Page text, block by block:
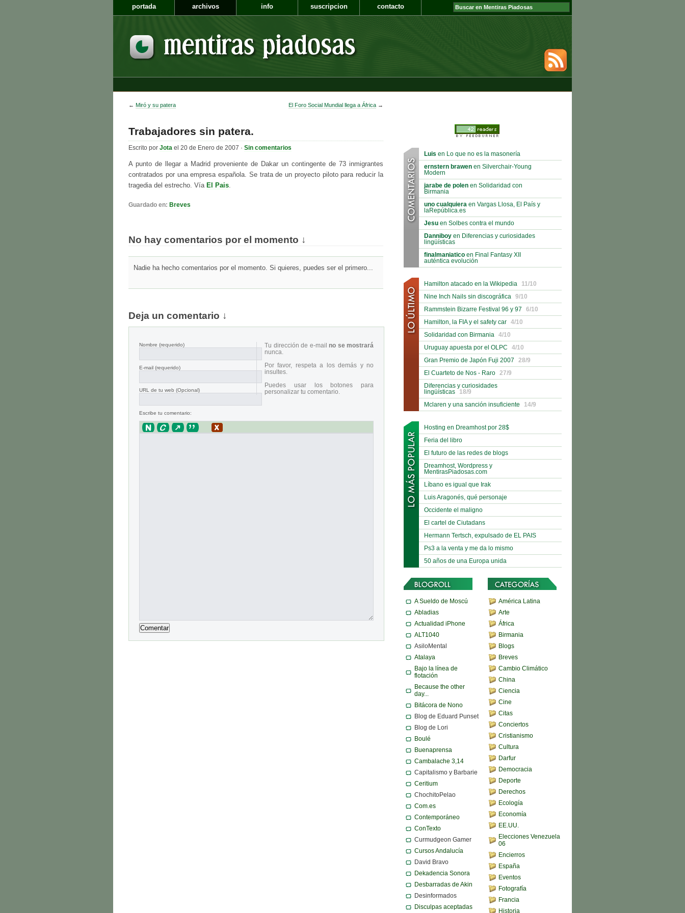
portada archivos info suscripcion contacto
← Miró y su patera El Foro Social Mundial llega a África →
Trabajadores sin patera.
Escrito por Jota el 20 de Enero de 2007 · Sin comentarios
A punto de llegar a Madrid proveniente de Dakar un contingente de 73 inmigrantes
contratados por una empresa española. Se trata de un proyecto piloto para reducir la
tragedia del estrecho. Vía El Pais
Guardado en: Breves
No hay comentarios por el momento ↓
Nadie ha hecho comentarios por el momento. Si quieres, puedes ser el primero...
Deja un comentario ↓
Nombre (requerido)
E-mail (requerido)
URL de tu web (Opcional)
Tu dirección de e-mail no se mostrará
nunca.
Por favor, respeta a los demás y no
insultes.
Puedes usar los botones para
personalizar tu comentario.
Escribe tu comentario:
Luis en Lo que no es la masonería
ernstern brawen en Silverchair-Young
Modern
jarabe de polen en Solidaridad con
Birmania
uno cualquiera en Vargas Llosa, El País y
laRepública.es
Jesu en Solbes contra el mundo
Danniboy en Diferencias y curiosidades
lingüísticas
finalmaniatico en Final Fantasy XII
auténtica evolución
Hamilton atacado en la Wikipedia
11/10
Nine Inch Nails sin discográfica
9/10
Rammstein Bizarre Festival 96 y 97
6/10
Hamilton, la FIA y el safety car
4/10
Solidaridad con Birmania
4/10
Uruguay apuesta por el OLPC
4/10
Gran Premio de Japón Fuji 2007
28/9
El Cuarteto de Nos - Raro
27/9
Diferencias y curiosidades
lingüísticas
18/9
Mclaren y una sanción insuficiente
14/9
Hosting en Dreamhost por 28$
Feria del libro
El futuro de las redes de blogs
Dreamhost, Wordpress y
MentirasPiadosas.com
Líbano es igual que Irak
Luis Aragonés, qué personaje
Occidente el maligno
El cartel de Ciutadans
Hermann Tertsch, expulsado de EL PAIS
Ps3 a la venta y me da lo mismo
50 años de una Europa unida
A Sueldo de Moscú
Abladias
Actualidad iPhone
ALT1040
AsiloMental
Atalaya
Bajo la línea de
flotación
Because the other
day...
Bitácora de Nono
Blog de Eduard Punset
Blog de Lori
Boulé
Buenaprensa
Cambalache 3,14
Capitalismo y Barbarie
Ceritium
ChochitoPelao
Com.es
Contemporáneo
ConTexto
Curmudgeon Gamer
Cursos Andalucía
David Bravo
Dekadencia Sonora
Desbarradas de Akin
Desinformados
Disculpas aceptadas
América Latina
Arte
África
Birmania
Blogs
Breves
Cambio Climático
China
Ciencia
Cine
Citas
Conciertos
Cristianismo
Cultura
Darfur
Democracia
Deporte
Derechos
Ecología
Economía
EE.UU.
Elecciones Venezuela
06
Encierros
España
Eventos
Fotografía
Francia
Historia